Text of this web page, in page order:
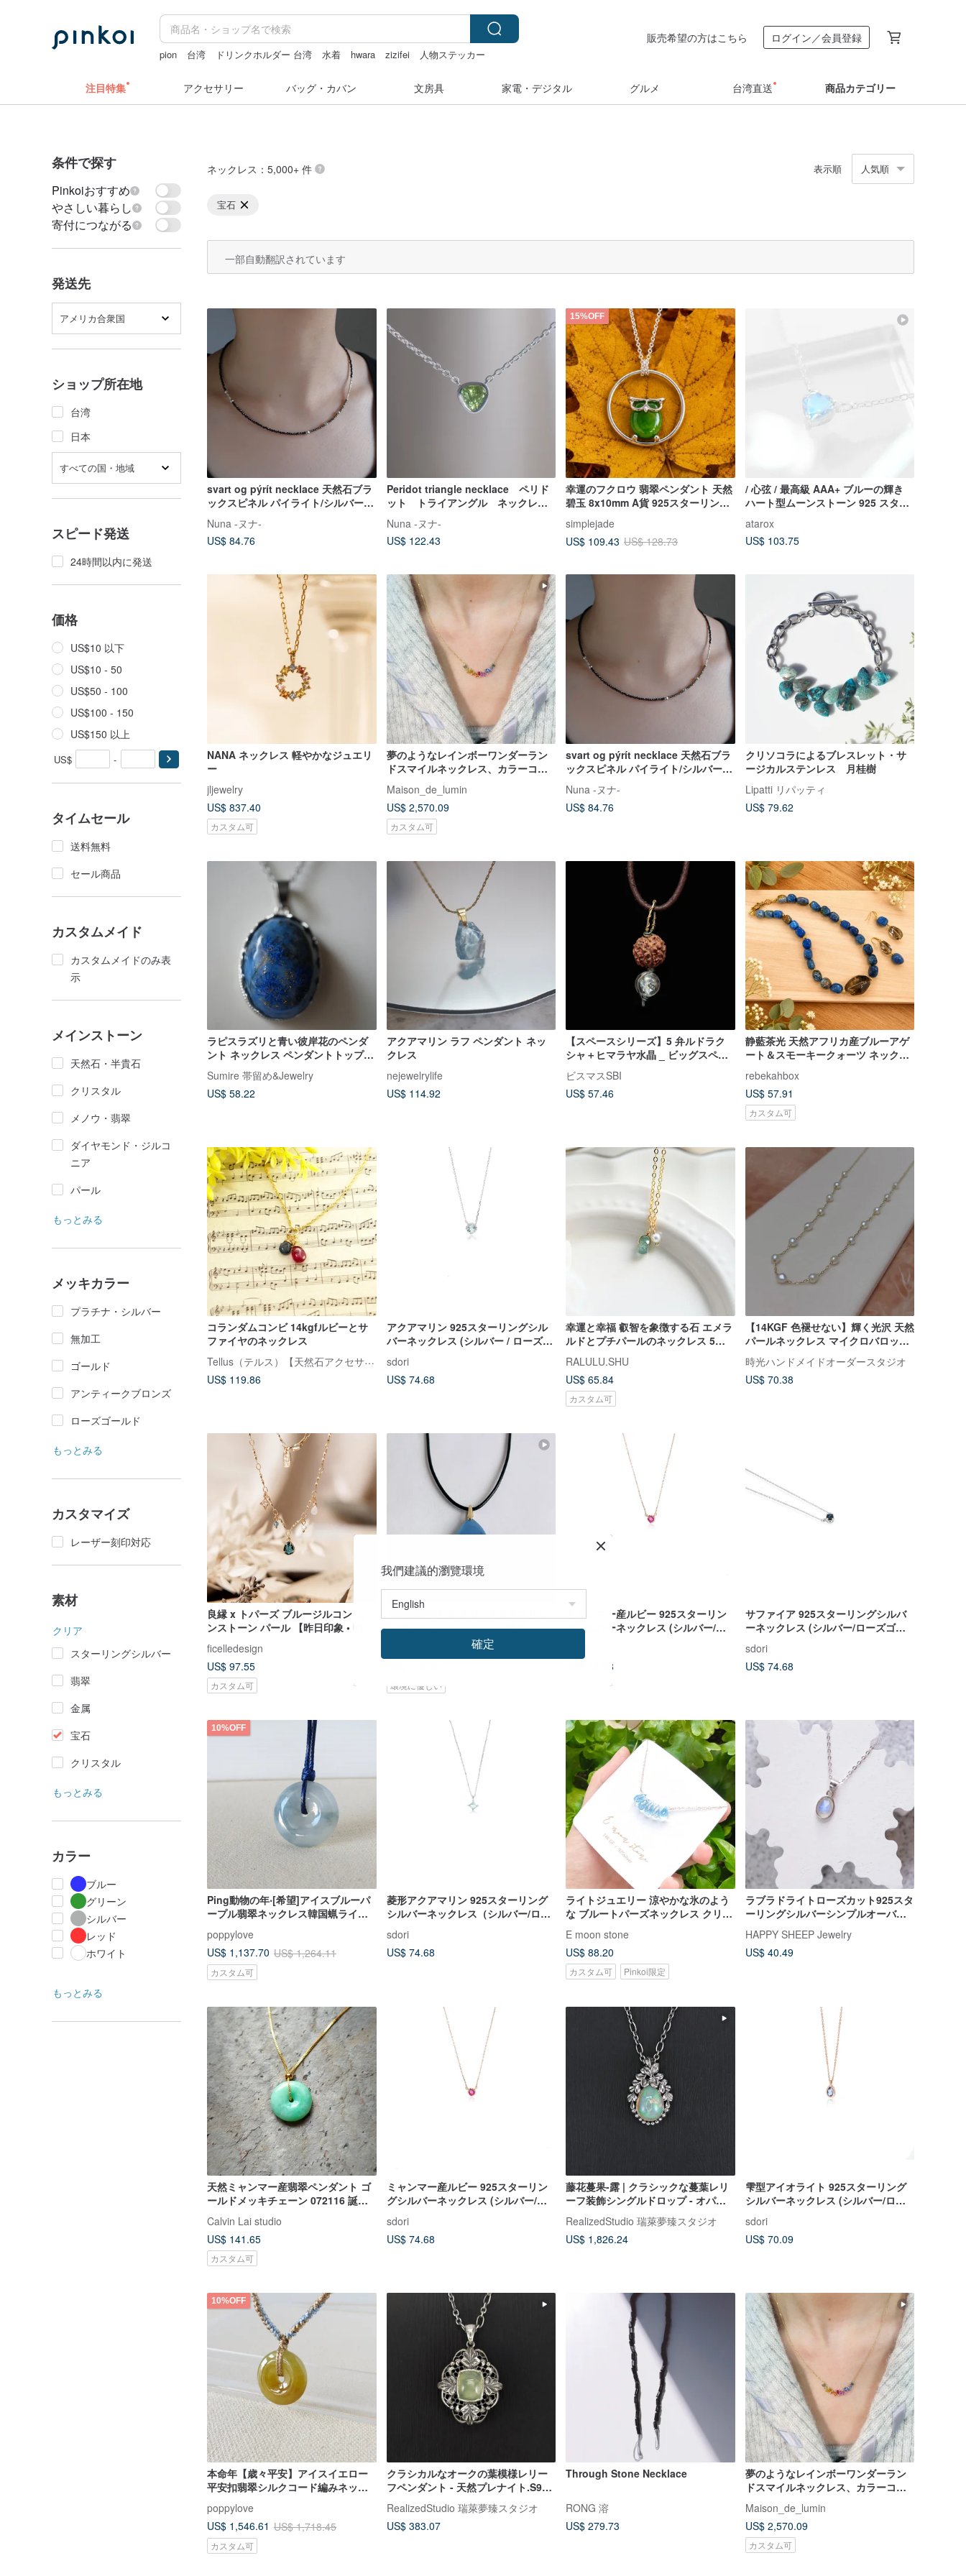
pion 台湾 ドリンクホルダー 台湾 水着 hwara zizifei
人物ステッカー
販売希望の方はこちら ログイン／会員登録
注目特集 アクセサリー バッグ・カバン 文房具 家電・デジタル グルメ 台湾直送 商品カテゴリー
条件で探す
Pinkoiおすすめ
やさしい暮らし
寄付につながる
発送先
アメリカ合衆国
ショップ所在地
台湾
日本
すべての国・地域
スピード発送
24時間以内に発送
価格
US$10 以下
US$10 - 50
US$50 - 100
US$100 - 150
US$150 以上
US$ -
タイムセール
送料無料
セール商品
カスタムメイド
カスタムメイドのみ表
示
メインストーン
天然石・半貴石
クリスタル
メノウ・翡翠
ダイヤモンド・ジルコ
ニア
パール
もっとみる
メッキカラー
プラチナ・シルバー
無加工
ゴールド
アンティークブロンズ
ローズゴールド
もっとみる
カスタマイズ
レーザー刻印対応
素材
クリア
スターリングシルバー
翡翠
金属
宝石
クリスタル
もっとみる
カラー
ブルー
グリーン
シルバー
レッド
ホワイト
もっとみる
ネックレス ：5,000+ 件 表示順 人気順
宝石
一部自動翻訳されています
svart og pýrít necklace 天然石ブラ
ックスピネル パイライト/シルバー
Nuna -ヌナ-
US$ 84.76
Peridot triangle necklace ペリド
ット トライアングル ネックレ
誕生日プレゼント
Nuna -ヌナ-
US$ 122.43
15%OFF
幸運のフクロウ 翡翠ペンダント 天然
碧玉 8x10mm A貨 925スターリング
simplejade
US$ 109.43 US$ 128.73
/ 心弦 / 最高級 AAA+ ブルーの輝き
ハート型ムーンストーン 925 スター
ー/ゴールド/ローズゴールド)
atarox
US$ 103.75
NANA ネックレス 軽やかなジュエリ
ー
jljewelry
US$ 837.40
カスタム可
夢のようなレインボーワンダーラン
ドスマイルネックレス、カラーコラ
ラーサファイアネックレス
Maison_de_lumin
US$ 2,570.09
カスタム可
svart og pýrít necklace 天然石ブラ
ックスピネル パイライト/シルバー
Nuna -ヌナ-
US$ 84.76
クリソコラによるブレスレット・サ
ージカルステンレス 月桂樹
Lipatti リパッティ
US$ 79.62
ラピスラズリと青い彼岸花のペンダ
ント ネックレス ペンダントトップ
24k
Sumire 帯留め&Jewelry
US$ 58.22
アクアマリン ラフ ペンダント ネッ
クレス
nejewelrylife
US$ 114.92
【スペースシリーズ】5 弁ルドラク
シャ＋ヒマラヤ水晶 _ ビッグスペー
スマン（チタン焼き色）
ビスマスSBI
US$ 57.46
静藍茶光 天然アフリカ産ブルーアゲ
ート＆スモーキークォーツ ネックレ
ス・イヤリングセット 手作り天然石
アクセサリー
rebekahbox
US$ 57.91
カスタム可
コランダムコンビ 14kgfルビーとサ
ファイヤのネックレス
Tellus（テルス）【天然石アクセサリー】
US$ 119.86
アクアマリン 925スターリングシル
バーネックレス (シルバー / ローズゴ
ールド) | 3月誕生石
sdori
US$ 74.68
幸運と幸福 叡智を象徴する石 エメラ
ルドとプチパールのネックレス 5月
誕生石
RALULU.SHU
US$ 65.84
カスタム可
【14KGF 色褪せない】輝く光沢 天然
パールネックレス マイクロバロック
パール 50cm
時光ハンドメイドオーダースタジオ
US$ 70.38
良縁 x トパーズ ブルージルコン ムー
ンストーン パール 【昨日印象 • 明
ficelledesign
US$ 97.55
カスタム可
天然鉱物デビルブルーアクアマリン
レザーコードネックレス - 浄化、調
和、バランス、ヒーリングストーン
環境に優しい
ミャンマー産ルビー 925スターリン
グシルバーネックレス (シルバー/ロ
US$ 74.68
サファイア 925スターリングシルバ
ーネックレス (シルバー/ローズゴー
sdori
US$ 74.68
10%OFF
Ping動物の年‧[希望]アイスブルーパ
ープル翡翠ネックレス韓国蝋ライン
*1*ラッキー、反悪役
poppylove
US$ 1,137.70 US$ 1,264.11
カスタム可
菱形アクアマリン 925スターリング
シルバーネックレス（シルバー/ロー
ズゴールド）| アクアマリンシリーズ
sdori
US$ 74.68
ライトジュエリー 涼やかな氷のよう
な ブルートパーズネックレス クリス
タル 14KGF
E moon stone
US$ 88.20
カスタム可 Pinkoi限定
ラブラドライトローズカット925スタ
ーリングシルバーシンプルオーバル
エッジネックレス
HAPPY SHEEP Jewelry
US$ 40.49
天然ミャンマー産翡翠ペンダント ゴ
ールドメッキチェーン 072116 誕生
日プレゼント バレンタインギフト
Calvin Lai studio
US$ 141.65
カスタム可
ミャンマー産ルビー 925スターリン
グシルバーネックレス (シルバー/ロ
ーズゴールド) | 7月誕生石
sdori
US$ 74.68
藤花蔓果-露 | クラシックな蔓葉レリ
ーフ装飾シングルドロップ - オパー
ル.S925シルバー
RealizedStudio 瑞萊夢臻スタジオ
US$ 1,826.24
雫型アイオライト 925スターリング
シルバーネックレス (シルバー/ロー
ズゴールド)
sdori
US$ 70.09
10%OFF
本命年【歳々平安】アイスイエロー
平安扣翡翠シルクコード編みネック
poppylove
US$ 1,546.61 US$ 1,718.45
カスタム可
クラシカルなオークの葉模様レリー
フペンダント - 天然プレナイト.S925
シルバー - オークリヴィアシリーズ
RealizedStudio 瑞萊夢臻スタジオ
US$ 383.07
Through Stone Necklace
RONG 溶
US$ 279.73
夢のようなレインボーワンダーラン
ドスマイルネックレス、カラーコラ
ラーサファイアネックレス
Maison_de_lumin
US$ 2,570.09
カスタム可
我們建議的瀏覽環境
確定